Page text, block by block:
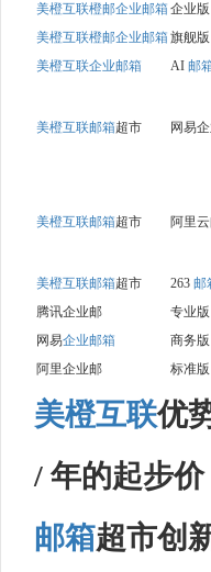
美橙互联橙邮企业邮箱 企业版
美橙互联橙邮企业邮箱 旗舰版
美橙互联企业邮箱 AI 邮
美橙互联邮箱超市 网易
美橙互联邮箱超市 阿里云
美橙互联邮箱超市 263 邮
腾讯企业邮
专业版
网易企业邮箱 商务版
阿里企业邮
标准版
美橙互联优
/ 年的起步
邮箱超市创